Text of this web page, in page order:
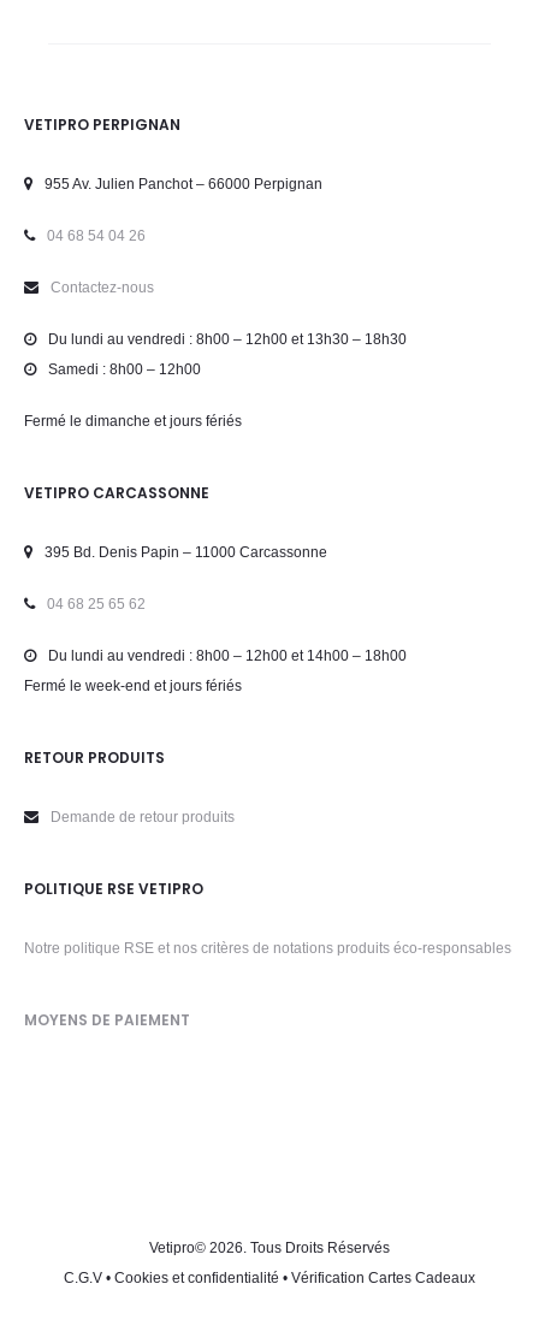
VETIPRO PERPIGNAN
955 Av. Julien Panchot – 66000 Perpignan
04 68 54 04 26
Contactez-nous
Du lundi au vendredi : 8h00 – 12h00 et 13h30 – 18h30
Samedi : 8h00 – 12h00
Fermé le dimanche et jours fériés
VETIPRO CARCASSONNE
395 Bd. Denis Papin – 11000 Carcassonne
04 68 25 65 62
Du lundi au vendredi : 8h00 – 12h00 et 14h00 – 18h00
Fermé le week-end et jours fériés
RETOUR PRODUITS
Demande de retour produits
POLITIQUE RSE VETIPRO
Notre politique RSE et nos critères de notations produits éco-responsables
MOYENS DE PAIEMENT
Vetipro© 2026. Tous Droits Réservés
C.G.V • Cookies et confidentialité • Vérification Cartes Cadeaux